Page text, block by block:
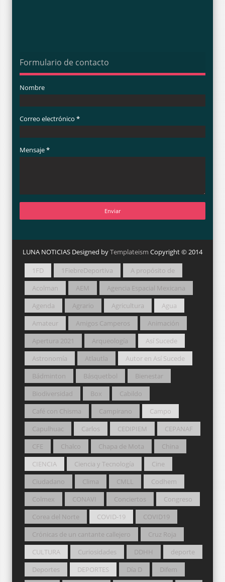
Formulario de contacto
Nombre
Correo electrónico *
Mensaje*
LUNA NOTICIAS Designed byTemplateism Copyright © 2014
1FD 1FiebreDeportiva
A propósito de
Acolman
AEM
Agencia Espacial Mexicana
Agenda
Agrario Agricultura
Agua
Amateur
Amigos Camperos
Animación
Apertura 2021
Arqueología
Así Sucede
Astronomía
Atlautla
Autor en Así Sucede
Bádminton
Básquetbol
Bienestar
Biodiversidad
Box
Cabildo
Café con Chisma
Campirano
Campo
Capulhuac
Carlos CEDIPIEM
CEPANAF
CFE
Chalco Chapa de Mota
China
CIENCIA
Ciencia y Tecnología
Cine
Ciudadano
Clima CMLL
Codhem
Colmex
CONAVI Conciertos
Congreso
Corea del Norte
COVID-19
COVID19
Crónicas de un cantante callejero
Cruz Roja
CULTURA
Curiosidades DDHH
deporte
Deportes
DEPORTES Día D
Difem